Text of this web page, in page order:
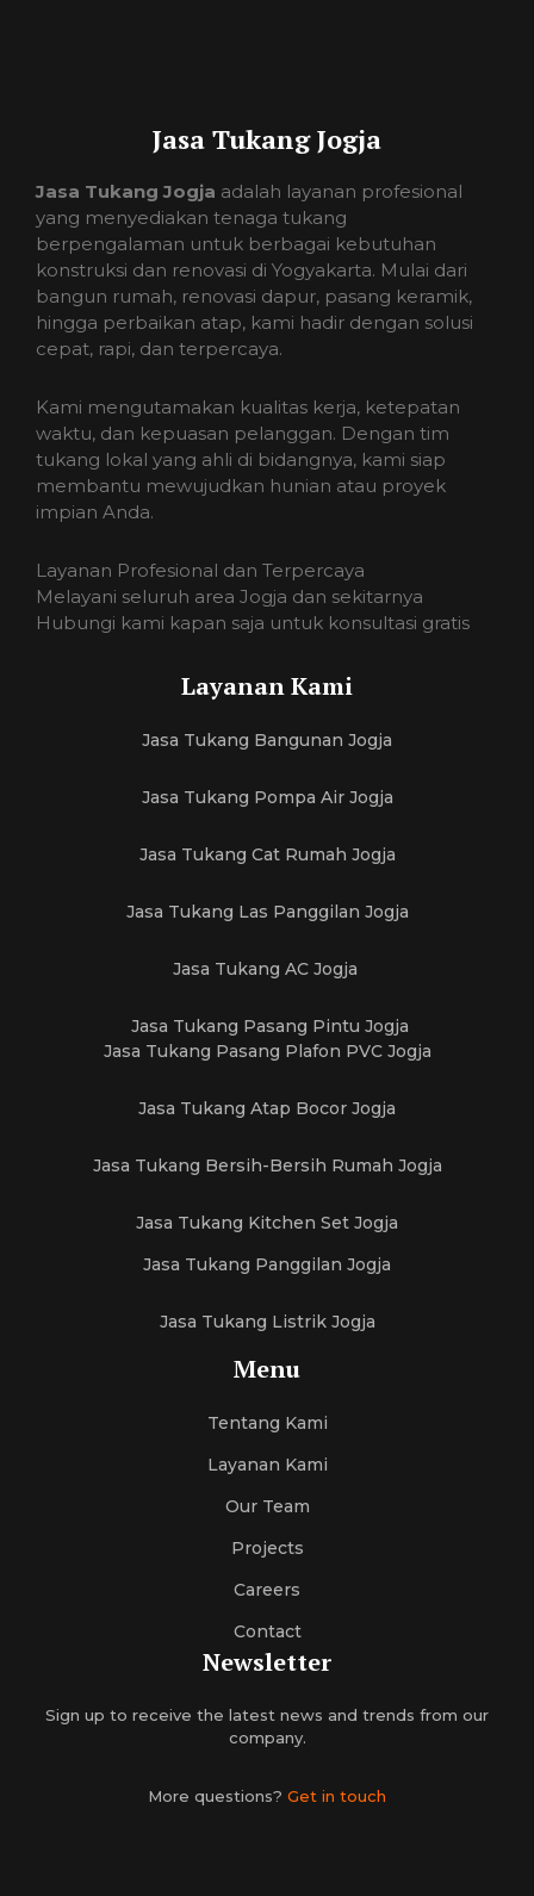
Jasa Tukang Jogja
Jasa Tukang Jogja adalah layanan profesional
yang menyediakan tenaga tukang
berpengalaman untuk berbagai kebutuhan
konstruksi dan renovasi di Yogyakarta. Mulai dari
bangun rumah, renovasi dapur, pasang keramik,
hingga perbaikan atap, kami hadir dengan solusi
cepat, rapi, dan terpercaya.
Kami mengutamakan kualitas kerja, ketepatan
waktu, dan kepuasan pelanggan. Dengan tim
tukang lokal yang ahli di bidangnya, kami siap
membantu mewujudkan hunian atau proyek
impian Anda.
Layanan Profesional dan Terpercaya
Melayani seluruh area Jogja dan sekitarnya
Hubungi kami kapan saja untuk konsultasi gratis
Layanan Kami
Jasa Tukang Bangunan Jogja
Jasa Tukang Pompa Air Jogja
Jasa Tukang Cat Rumah Jogja
Jasa Tukang Las Panggilan Jogja
Jasa Tukang AC Jogja
Jasa Tukang Pasang Pintu Jogja
Jasa Tukang Pasang Plafon PVC Jogja
Jasa Tukang Atap Bocor Jogja
Jasa Tukang Bersih-Bersih Rumah Jogja
Jasa Tukang Kitchen Set Jogja
Jasa Tukang Panggilan Jogja
Jasa Tukang Listrik Jogja
Menu
Tentang Kami
Layanan Kami
Our Team
Projects
Careers
Contact
Newsletter
Sign up to receive the latest news and trends from our
company.
More questions? Get in touch